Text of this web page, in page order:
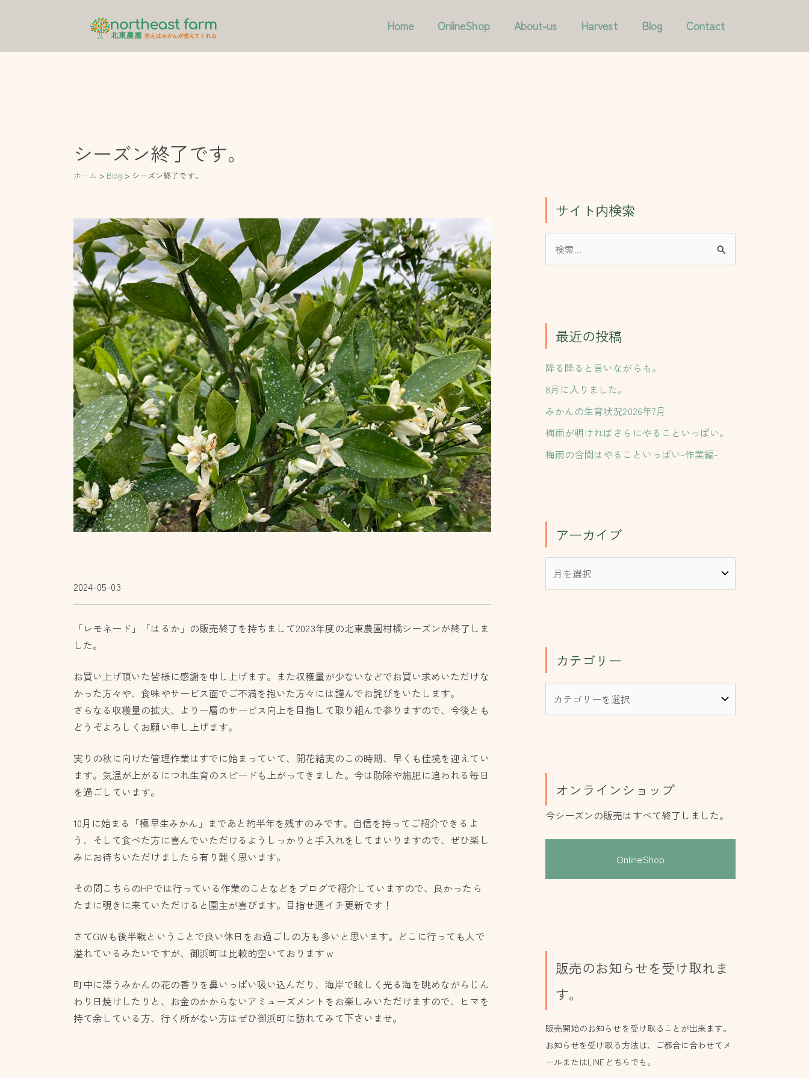
Home OnlineShop About-us Harvest Blog Contact
シーズン終了です。
ホーム Blog シーズン終了です。
2024-05-03
「レモネード」「はるか」の販売終了を持ちまして2023年度の北東農園柑橘シーズンが終了しま
した。
お買い上げ頂いた皆様に感謝を申し上げます。また収穫量が少ないなどでお買い求めいただけな
かった方々や、食味やサービス面でご不満を抱いた方々には謹んでお詫びをいたします。
さらなる収穫量の拡大、より一層のサービス向上を目指して取り組んで参りますので、今後とも
どうぞよろしくお願い申し上げます。
実りの秋に向けた管理作業はすでに始まっていて、開花結実のこの時期、早くも佳境を迎えてい
ます。気温が上がるにつれ生育のスピードも上がってきました。今は防除や施肥に追われる毎日
を過ごしています。
10月に始まる「極早生みかん」まであと約半年を残すのみです。自信を持ってご紹介できるよ
う、そして食べた方に喜んでいただけるようしっかりと手入れをしてまいりますので、ぜひ楽し
みにお待ちいただけましたら有り難く思います。
その間こちらのHPでは行っている作業のことなどをブログで紹介していますので、良かったら
たまに覗きに来ていただけると園主が喜びます。目指せ週イチ更新です！
さてGWも後半戦ということで良い休日をお過ごしの方も多いと思います。どこに行っても人で
溢れているみたいですが、御浜町は比較的空いておりますｗ
町中に漂うみかんの花の香りを鼻いっぱい吸い込んだり、海岸で眩しく光る海を眺めながらじん
わり日焼けしたりと、お金のかからないアミューズメントをお楽しみいただけますので、ヒマを
持て余している方、行く所がない方はぜひ御浜町に訪れてみて下さいませ。
サイト内検索
索
:
最近の投稿
降る降ると言いながらも。
8月に入りました。
みかんの生育状況2026年7月
梅雨が明ければさらにやることいっぱい。
梅雨の合間はやることいっぱい-作業編-
アーカイブ
ー
カテゴリー
テ
オンラインショップ
今シーズンの販売はすべて終了しました。
OnlineShop
販売のお知らせを受け取れま
す。
販売開始のお知らせを受け取ることが出来ます。
お知らせを受け取る方法は、ご都合に合わせてメ
ールまたはLINEどちらでも。